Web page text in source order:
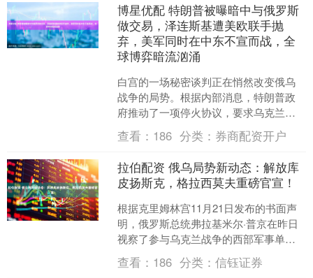
博星优配 特朗普被曝暗中与俄罗斯
做交易，泽连斯基遭美欧联手抛
弃，美军同时在中东不宣而战，全
球博弈暗流汹涌
白宫的一场秘密谈判正在悄然改变俄乌
战争的局势。根据内部消息，特朗普政
府推动了一项停火协议，要求乌克兰承
认俄罗斯对顿巴斯和克里米亚的控制。
这个决定使泽连斯基陷入了....
查看： 186 分类： 券商配资开户
拉伯配资 俄乌局势新动态：解放库
皮扬斯克，格拉西莫夫重磅官宣！
根据克里姆林宫11月21日发布的书面声
明，俄罗斯总统弗拉基米尔·普京在昨日
视察了参与乌克兰战争的西部军事单位
的一个指挥所。这一行动传递了一个重
要信号，体现了俄罗....
查看： 186 分类：信钰证券